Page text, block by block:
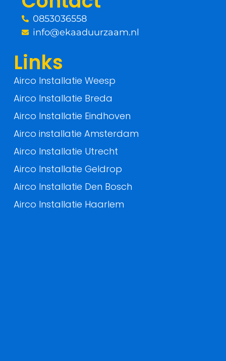
k
-
0853036558
info@ekaaduurzaam.nl
Links
Airco Installatie Weesp
Airco Installatie Breda
Airco Installatie Eindhoven
Airco installatie Amsterdam
Airco Installatie Utrecht
Airco Installatie Geldrop
Airco Installatie Den Bosch
Airco Installatie Haarlem